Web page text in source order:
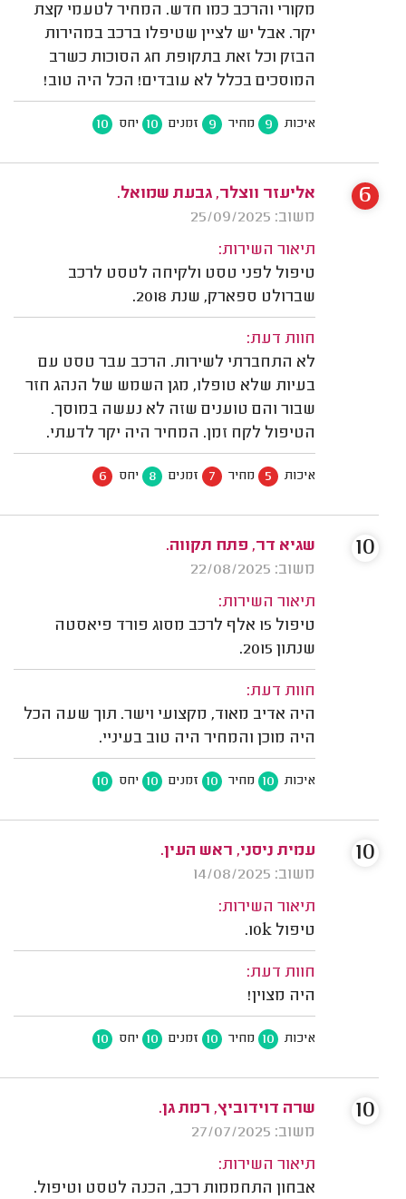
מקורי והרכב כמו חדש. המחיר לטעמי קצת
יקר. אבל יש לציין שטיפלו ברכב במהירות
הבזק וכל זאת בתקופת חג הסוכות כשרב
המוסכים בכלל לא עובדים! הכל היה טוב!
איכות 9 מחיר 9 זמנים 10 יחס 10
אליעזר ווצלר, גבעת שמואל.
משוב: 25/09/2025
תיאור השירות:
טיפול לפני טסט ולקיחה לטסט לרכב
שברולט ספארק, שנת 2018.
חוות דעת:
לא התחברתי לשירות. הרכב עבר טסט עם
בעיות שלא טופלו, מגן השמש של הנהג חזר
שבור והם טוענים שזה לא נעשה במוסך.
הטיפול לקח זמן. המחיר היה יקר לדעתי.
איכות 5 מחיר 7 זמנים 8 יחס 6
6
שגיא דר, פתח תקווה.
משוב: 22/08/2025
תיאור השירות:
טיפול 15 אלף לרכב מסוג פורד פיאסטה
שנתון 2015.
חוות דעת:
היה אדיב מאוד, מקצועי וישר. תוך שעה הכל
היה מוכן והמחיר היה טוב בעיניי.
איכות 10 מחיר 10 זמנים 10 יחס 10
10
עמית ניסני, ראש העין.
משוב: 14/08/2025
תיאור השירות:
טיפול 10k.
חוות דעת:
היה מצוין!
איכות 10 מחיר 10 זמנים 10 יחס 10
10
שרה דוידוביץ, רמת גן.
משוב: 27/07/2025
תיאור השירות:
אבחון התחממות רכב, הכנה לטסט וטיפול.
10